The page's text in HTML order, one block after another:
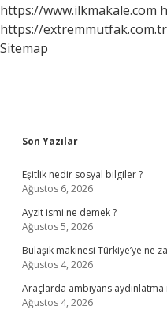
https://www.ilkmakale.com
https://extremmutfak.com.tr
Sitemap
Sidebar
Son Yazılar
Eşitlik nedir sosyal bilgiler ?
Ağustos 6, 2026
Ayzit ismi ne demek ?
Ağustos 5, 2026
Bulaşık makinesi Türkiye’ye ne
Ağustos 4, 2026
Araçlarda ambiyans aydınlatma
Ağustos 4, 2026